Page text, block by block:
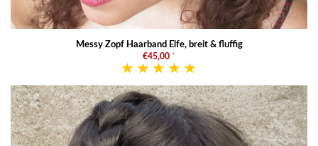
Messy Zopf Haarband Elfe, breit & fluffig
€45,00 *